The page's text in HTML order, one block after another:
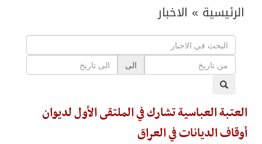
الرئيسية » الاخبار
الى
العتبة العباسية تشارك في الملتقى الأول لديوان
أوقاف الديانات في العراق